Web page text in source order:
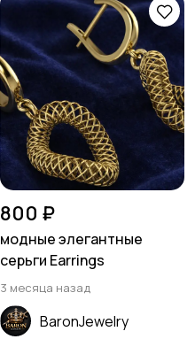
800 ₽
модные элегантные
серьги Earrings
3 месяца назад
BaronJewelry